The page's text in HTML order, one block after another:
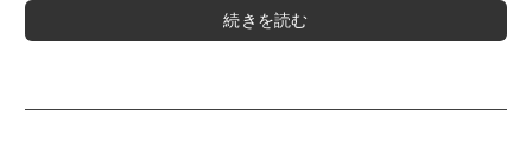
コンが誕生しました。 エバーカラーワンデーナチュラル
は、どんな瞳にもベーシックに使用カラーリング。 だけど